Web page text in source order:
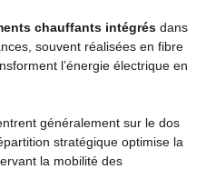
chauffants intégrés dans
souvent réalisées en fibre
l’énergie électrique en
généralement sur le dos
stratégique optimise la
la mobilité des